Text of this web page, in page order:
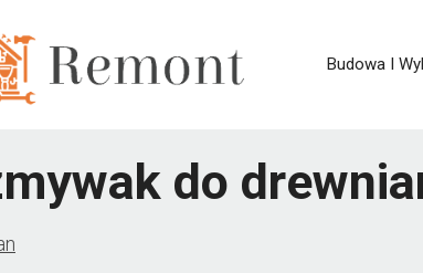
Budowa I
do